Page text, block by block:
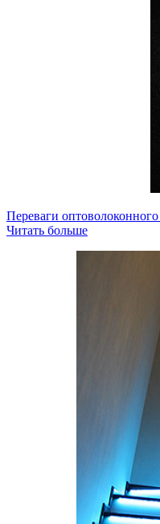
Переваги оптоволоконного
Читать больше